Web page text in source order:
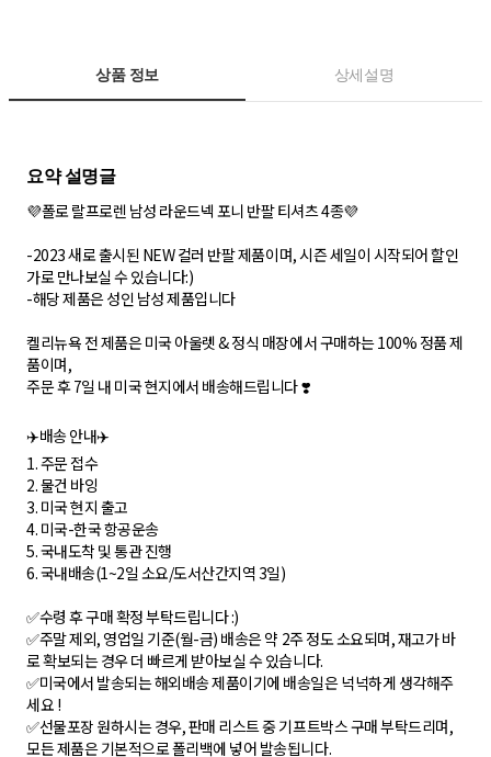
상품 정보 상세설명
요약 설명글
💜폴로 랄프로렌 남성 라운드넥 포니 반팔 티셔츠 4종💜
-2023 새로 출시된 NEW 컬러 반팔 제품이며, 시즌 세일이 시작되어 할인
가로 만나보실 수 있습니다:)
-해당 제품은 성인 남성 제품입니다
켈리뉴욕 전 제품은 미국 아울렛 & 정식 매장에서 구매하는 100% 정품 제
품이며,
주문 후 7일 내 미국 현지에서 배송해드립니다 ❣️
✈️배송 안내✈️
1. 주문 접수
2. 물건 바잉
3. 미국 현지 출고
4. 미국-한국 항공운송
5. 국내도착 및 통관 진행
6. 국내배송(1~2일 소요/도서산간지역 3일)
✅수령 후 구매 확정 부탁드립니다 :)
✅주말 제외, 영업일 기준(월-금) 배송은 약 2주 정도 소요되며, 재고가 바
로 확보되는 경우 더 빠르게 받아보실 수 있습니다.
✅미국에서 발송되는 해외배송 제품이기에 배송일은 넉넉하게 생각해주
세요 !
✅선물포장 원하시는 경우, 판매 리스트 중 기프트박스 구매 부탁드리며,
모든 제품은 기본적으로 폴리백에 넣어 발송됩니다.